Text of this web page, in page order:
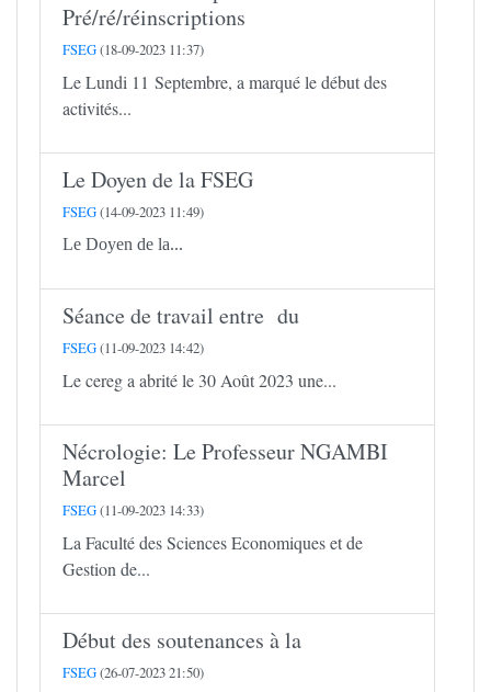
Pré/ré/réinscriptions
FSEG(18-09-2023 11:37)
Le Lundi 11 Septembre, a marqué le début des
activités...
Le Doyen de la FSEG
FSEG(14-09-2023 11:49)
Le Doyen de la...
Séance de travail entre du
FSEG(11-09-2023 14:42)
Le cereg a abrité le 30 Août 2023 une...
Nécrologie: Le Professeur NGAMBI
Marcel
FSEG(11-09-2023 14:33)
La Faculté des Sciences Economiques et de
Gestion de...
Début des soutenances à la
FSEG(26-07-2023 21:50)